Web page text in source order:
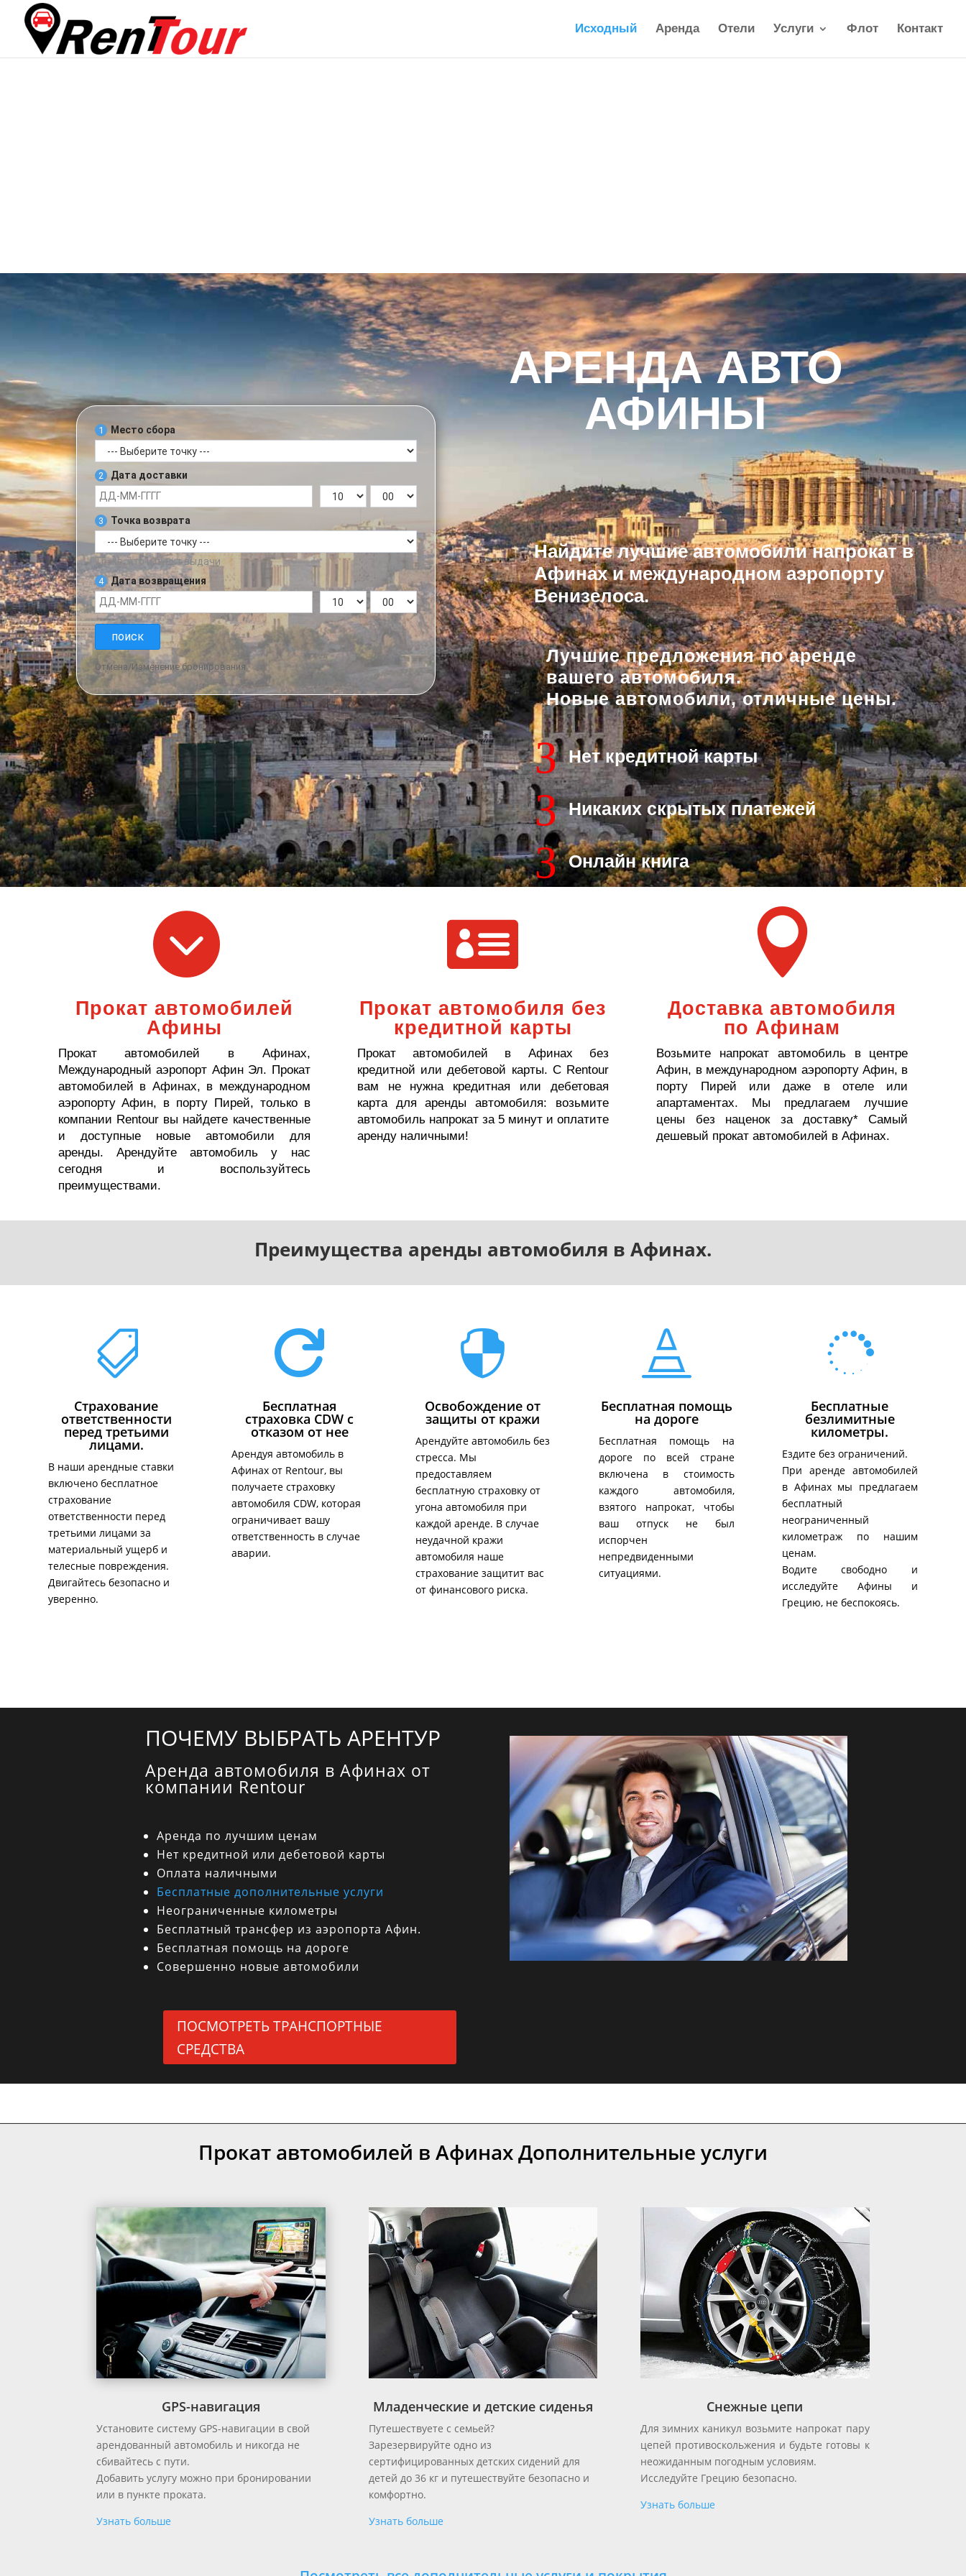
Исходный Аренда Отели Услуги Флот Контакт
1 Место сбора
2 Дата доставки
3 Точка возврата
То же, что и пункт выдачи
4 Дата возвращения
поиск
Отмена/Изменение бронирования
АРЕНДА АВТО
АФИНЫ
Найдите лучшие автомобили напрокат в
Афинах и международном аэропорту
Венизелоса.
Лучшие предложения по аренде
вашего автомобиля.
Новые автомобили, отличные цены.
З Нет кредитной карты
З Никаких скрытых платежей
З Онлайн книга

Прокат автомобилей
Афины
Прокат автомобилей в Афинах,
Международный аэропорт Афин Эл. Прокат
автомобилей в Афинах, в международном
аэропорту Афин, в порту Пирей, только в
компании Rentour вы найдете качественные
и доступные новые автомобили для
аренды. Арендуйте автомобиль у нас
сегодня и воспользуйтесь
преимуществами.

Прокат автомобиля без
кредитной карты
Прокат автомобилей в Афинах без
кредитной или дебетовой карты. С Rentour
вам не нужна кредитная или дебетовая
карта для аренды автомобиля: возьмите
автомобиль напрокат за 5 минут и оплатите
аренду наличными!

Доставка автомобиля
по Афинам
Возьмите напрокат автомобиль в центре
Афин, в международном аэропорту Афин, в
порту Пирей или даже в отеле или
апартаментах. Мы предлагаем лучшие
цены без наценок за доставку* Самый
дешевый прокат автомобилей в Афинах.
Преимущества аренды автомобиля в Афинах.

Страхование
ответственности
перед третьими
лицами.
В наши арендные ставки
включено бесплатное
страхование
ответственности перед
третьими лицами за
материальный ущерб и
телесные повреждения.
Двигайтесь безопасно и
уверенно.

Бесплатная
страховка CDW с
отказом от нее
Арендуя автомобиль в
Афинах от Rentour, вы
получаете страховку
автомобиля CDW, которая
ограничивает вашу
ответственность в случае
аварии.

Освобождение от
защиты от кражи
Арендуйте автомобиль без
стресса. Мы
предоставляем
бесплатную страховку от
угона автомобиля при
каждой аренде. В случае
неудачной кражи
автомобиля наше
страхование защитит вас
от финансового риска.

Бесплатная помощь
на дороге
Бесплатная помощь на
дороге по всей стране
включена в стоимость
каждого автомобиля,
взятого напрокат, чтобы
ваш отпуск не был
испорчен
непредвиденными
ситуациями.

Бесплатные
безлимитные
километры.
Ездите без ограничений.
При аренде автомобилей
в Афинах мы предлагаем
бесплатный
неограниченный
километраж по нашим
ценам.
Водите свободно и
исследуйте Афины и
Грецию, не беспокоясь.
ПОЧЕМУ ВЫБРАТЬ АРЕНТУР
Аренда автомобиля в Афинах от
компании Rentour
Аренда по лучшим ценам
Нет кредитной или дебетовой карты
Оплата наличными
Бесплатные дополнительные услуги
Неограниченные километры
Бесплатный трансфер из аэропорта Афин.
Бесплатная помощь на дороге
Совершенно новые автомобили
ПОСМОТРЕТЬ ТРАНСПОРТНЫЕ
СРЕДСТВА
Прокат автомобилей в Афинах Дополнительные услуги
GPS-навигация
Установите систему GPS-навигации в свой
арендованный автомобиль и никогда не
сбивайтесь с пути.
Добавить услугу можно при бронировании
или в пункте проката.
Узнать больше
Младенческие и детские сиденья
Путешествуете с семьей?
Зарезервируйте одно из
сертифицированных детских сидений для
детей до 36 кг и путешествуйте безопасно и
комфортно.
Узнать больше
Снежные цепи
Для зимних каникул возьмите напрокат пару
цепей противоскольжения и будьте готовы к
неожиданным погодным условиям.
Исследуйте Грецию безопасно.
Узнать больше